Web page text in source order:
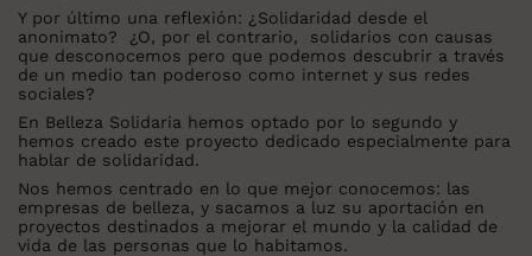
Y por último una reflexión: ¿Solidaridad desde el
anonimato? ¿O, por el contrario, solidarios con causas
que desconocemos pero que podemos descubrir a través
de un medio tan poderoso como internet y sus redes
sociales?
En Belleza Solidaria hemos optado por lo segundo y
hemos creado este proyecto dedicado especialmente para
hablar de solidaridad.
Nos hemos centrado en lo que mejor conocemos: las
empresas de belleza, y sacamos a luz su aportación en
proyectos destinados a mejorar el mundo y la calidad de
vida de las personas que lo habitamos.